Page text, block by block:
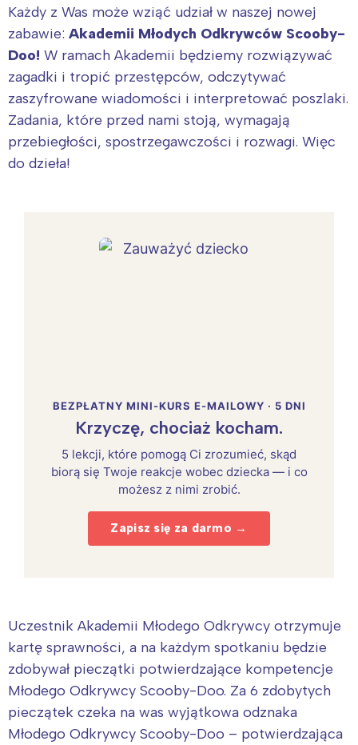
Każdy z Was może wziąć udział w naszej nowej
zabawie: Akademii Młodych Odkrywców Scooby-
Doo! W ramach Akademii będziemy rozwiązywać
zagadki i tropić przestępców, odczytywać
zaszyfrowane wiadomości i interpretować poszlaki.
Zadania, które przed nami stoją, wymagają
przebiegłości, spostrzegawczości i rozwagi. Więc
do dzieła!
BEZPŁATNY MINI-KURS E-MAILOWY · 5 DNI
Krzyczę, chociaż kocham.
5 lekcji, które pomogą Ci zrozumieć, skąd
biorą się Twoje reakcje wobec dziecka — i co
możesz z nimi zrobić.
Zapisz się za darmo →
Uczestnik Akademii Młodego Odkrywcy otrzymuje
kartę sprawności, a na każdym spotkaniu będzie
zdobywał pieczątki potwierdzające kompetencje
Młodego Odkrywcy Scooby-Doo. Za 6 zdobytych
pieczątek czeka na was wyjątkowa odznaka
Młodego Odkrywcy Scooby-Doo – potwierdzająca